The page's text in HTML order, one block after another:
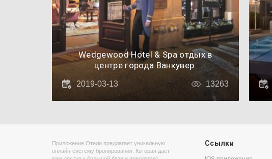
Wedgewood Hotel & Spa отдых в
центре города Ванкувер.
2019-03-13 13263
Приложение Отели предлагает уникальную
онлайн-систему бронирования. Которая дает
Ссылки